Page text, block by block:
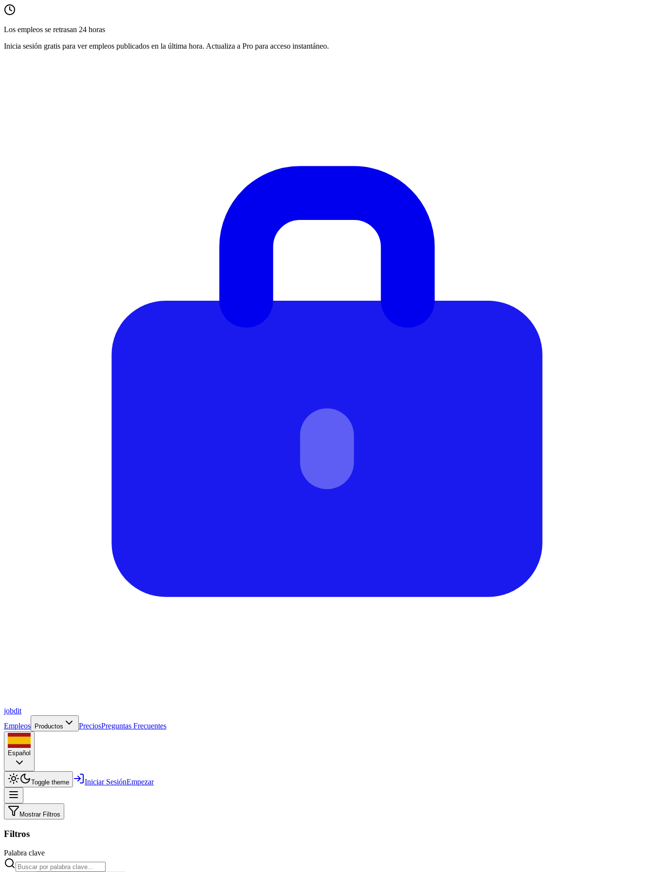
Los empleos se retrasan 24 horas
Inicia sesión gratis para ver empleos publicados en la última hora. Actualiza a Pro para acceso instantáneo.
jobdit
Empleos
Productos PreciosPreguntas Frecuentes
Español
Toggle theme Iniciar SesiónEmpezar
Mostrar Filtros
Filtros
Palabra clave